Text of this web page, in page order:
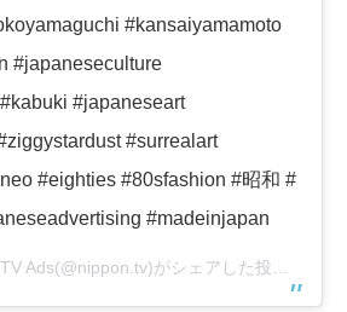
#kansaiyamamoto
#japaneseculture
#japaneseart
#surrealart
#eighties #80sfashion #昭和 #
#madeinjapan